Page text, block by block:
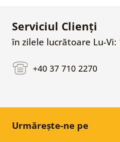
Serviciul Clienți
în zilele lucrătoare Lu-Vi:
+40 37 710 2270
Urmărește-ne pe